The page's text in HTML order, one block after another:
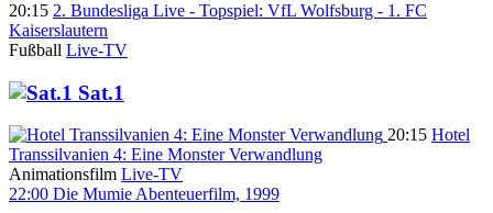
20:15 2. Bundesliga Live - Topspiel: VfL Wolfsburg - 1. FC
Kaiserslautern
Fußball Live-TV
Sat.1
20:15 Hotel
Transsilvanien 4: Eine Monster Verwandlung
Animationsfilm Live-TV
22:00 Die MumieAbenteuerfilm, 1999